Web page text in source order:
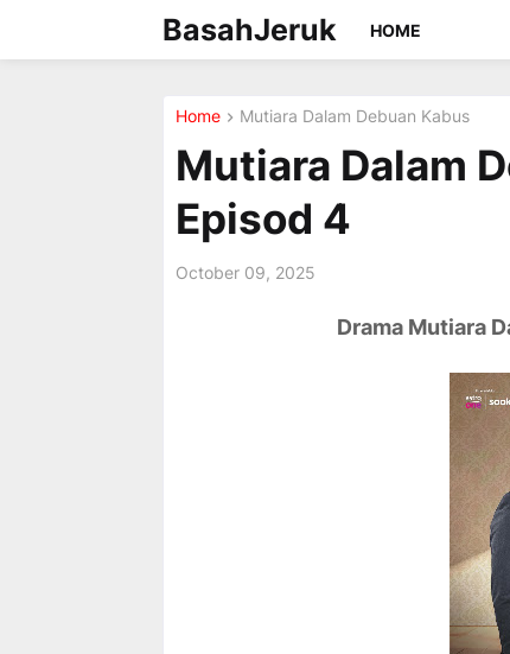
BasahJeruk HOME
Home Mutiara Dalam Debuan Kabus
Mutiara Dalam
Episod 4
October 09, 2025
Drama Mutiara